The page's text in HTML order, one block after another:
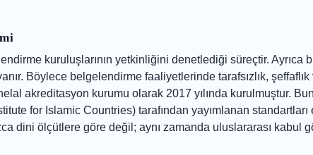
kuruluşlarının yetkinliğini denetlediği süreçtir. Ayrıca
Böylece belgelendirme faaliyetlerinde tarafsızlık, şeffaflık
akreditasyon kurumu olarak 2017 yılında kurulmuştur.
for Islamic Countries) tarafından yayımlanan standartları
dini ölçütlere göre değil; aynı zamanda uluslararası kabul